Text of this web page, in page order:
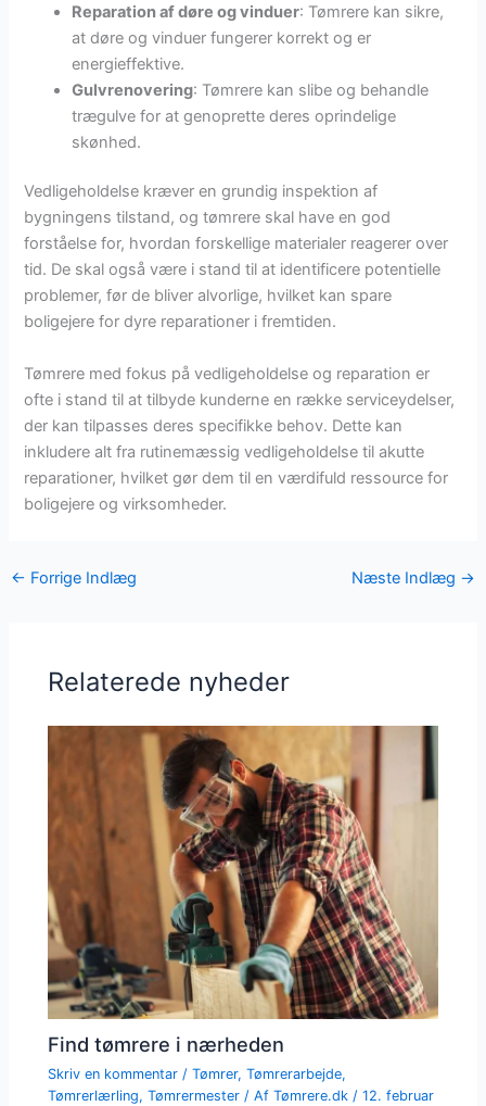
Reparation af døre og vinduer: Tømrere kan sikre,
at døre og vinduer fungerer korrekt og er
energieffektive.
Gulvrenovering: Tømrere kan slibe og behandle
trægulve for at genoprette deres oprindelige
skønhed.
Vedligeholdelse kræver en grundig inspektion af
bygningens tilstand, og tømrere skal have en god
forståelse for, hvordan forskellige materialer reagerer over
tid. De skal også være i stand til at identificere potentielle
problemer, før de bliver alvorlige, hvilket kan spare
boligejere for dyre reparationer i fremtiden.
Tømrere med fokus på vedligeholdelse og reparation er
ofte i stand til at tilbyde kunderne en række serviceydelser,
der kan tilpasses deres specifikke behov. Dette kan
inkludere alt fra rutinemæssig vedligeholdelse til akutte
reparationer, hvilket gør dem til en værdifuld ressource for
boligejere og virksomheder.
← Forrige Indlæg Næste Indlæg →
Relaterede nyheder
Find tømrere i nærheden
Skriv en kommentar /Tømrer,Tømrerarbejde,
Tømrerlærling,Tømrermester / AfTømrere.dk/12. februar